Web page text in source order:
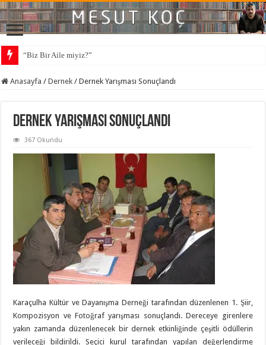
“Biz Bir Aile miyiz?”
Anasayfa / Dernek / Dernek Yarışması Sonuçlandı
Dernek Yarışması Sonuçlandı
367 Okundu
Karaçulha Kültür ve Dayanışma Derneği tarafından düzenlenen 1. Şiir,
Kompozisyon ve Fotoğraf yarışması sonuçlandı. Dereceye girenlere
yakın zamanda düzenlenecek bir dernek etkinliğinde çeşitli ödüllerin
verileceği bildirildi. Seçici kurul tarafından yapılan değerlendirme